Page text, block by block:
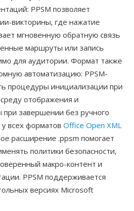
PPSM позволяет
викторины, где нажатие
мгновенную обратную связь
маршруты или запись
для аудитории. Формат также
автоматизацию: PPSM-
процедуры инициализации при
среду отображения и
при завершении без ручного
всех форматов Office Open XML
расширение .ppsm помогает
политики безопасности,
макро-контент и
PPSM поддерживается
версиях Microsoft